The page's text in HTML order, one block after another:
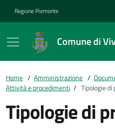
Regione Piemonte
Comune di
Home / Amministrazione /
Attività e procedimenti / Tipologie
Tipologie di